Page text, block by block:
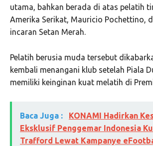
utama, bahkan berada di atas pelatih
Amerika Serikat, Mauricio Pochettino,
incaran Setan Merah.
Pelatih berusia muda tersebut
kembali menangani klub setelah Piala
memiliki keinginan kuat melatih di
Baca Juga :
KONAMI Hadirkan
Eksklusif Penggemar Indonesia
Trafford Lewat Kampanye